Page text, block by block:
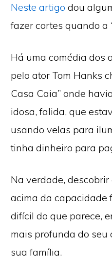
Neste artigo dou
fazer cortes quando a
Há uma comédia dos
pelo ator Tom Hanks
Casa Caia” onde
idosa, falida, que
usando velas para
tinha dinheiro para
Na verdade,
acima da capacidade
difícil do que parece,
mais profunda do seu
sua família.